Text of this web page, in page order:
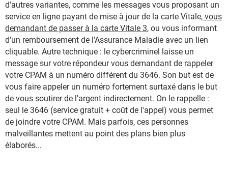
d'autres variantes, comme les messages vous proposant un
service en ligne payant de mise à jour de la carte Vitale, vous
demandant de passer à la carte Vitale 3, ou vous informant
d'un remboursement de l'Assurance Maladie avec un lien
cliquable. Autre technique : le cybercriminel laisse un
message sur votre répondeur vous demandant de rappeler
votre CPAM à un numéro différent du 3646. Son but est de
vous faire appeler un numéro fortement surtaxé dans le but
de vous soutirer de l'argent indirectement. On le rappelle :
seul le 3646 (service gratuit + coût de l'appel) vous permet
de joindre votre CPAM. Mais parfois, ces personnes
malveillantes mettent au point des plans bien plus
élaborés...